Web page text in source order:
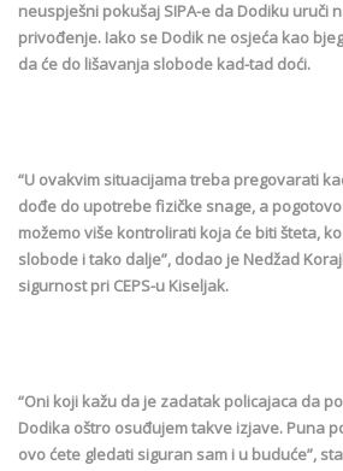
neuspješni pokušaj SIPA-e da Dodiku uruči
privođenje. Iako se Dodik ne osjeća kao
da će do lišavanja slobode kad-tad doći.
“U ovakvim situacijama treba pregovarati
dođe do upotrebe fizičke snage, a
možemo više kontrolirati koja će biti šteta,
slobode i tako dalje”, dodao je Nedžad
sigurnost pri CEPS-u Kiseljak.
“Oni koji kažu da je zadatak policajaca da
Dodika oštro osuđujem takve izjave. Puna
ovo ćete gledati siguran sam i u buduće”,